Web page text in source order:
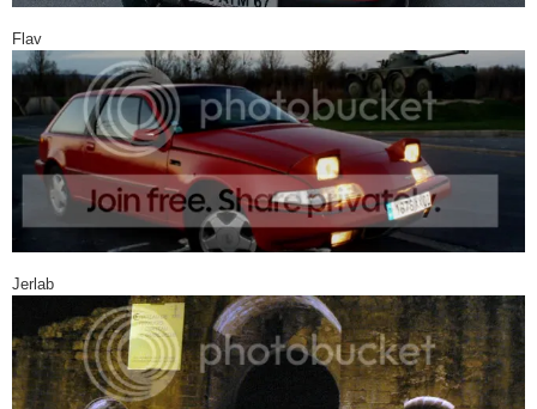
Flav
Jerlab